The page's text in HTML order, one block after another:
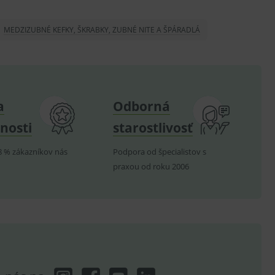
MEDZIZUBNÉ KEFKY, ŠKRABKY, ZUBNÉ NITE A ŠPÁRADLÁ
% zákazníkov nás
Odborná
starostlivosť
Podpora od špecialistov s
praxou od roku 2006
k zapamatování
analytics.
analytics.
vhodné reklamy.
reklamy.
cookies a
reklamy.